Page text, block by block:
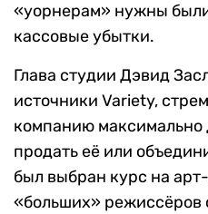
«уорнерам» нужны
кассовые убытки.
Глава студии Дэвид
источники Variety,
компанию максимально
продать её или
был выбран курс на
«больших» режиссёров